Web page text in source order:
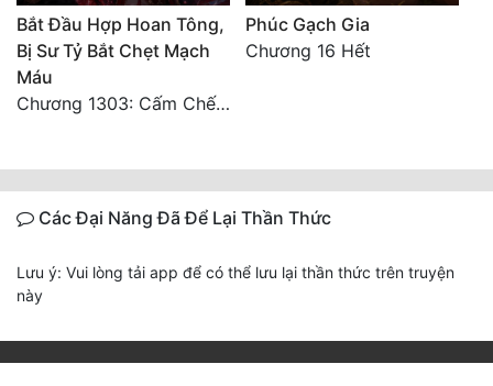
Bắt Đầu Hợp Hoan Tông,
Bị Sư Tỷ Bắt Chẹt Mạch
Máu
Chương 1303: Cấm Chế (Kết phần 1)
Phúc Gạch Gia
Chương 16 Hết
Các Đại Năng Đã Để Lại Thần Thức
Lưu ý: Vui lòng tải app để có thể lưu lại thần thức trên truyện
này